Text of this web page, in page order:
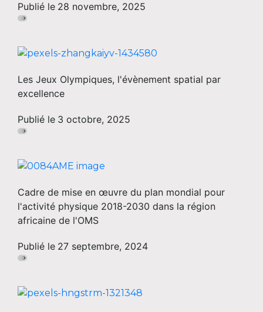
Publié le 28 novembre, 2025
Les Jeux Olympiques, l'évènement spatial par
excellence
Publié le 3 octobre, 2025
Cadre de mise en œuvre du plan mondial pour
l'activité physique 2018-2030 dans la région
africaine de l'OMS
Publié le 27 septembre, 2024